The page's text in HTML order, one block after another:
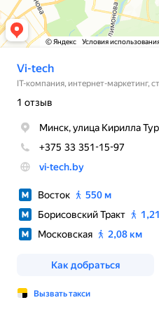
© Яндекс Условия
Vi-tech
IT-компания, интернет-маркетинг,
1 отзыв
Минск, улица Кирилла
+375 33 351-15-97
vi-tech.by
Восток
550 м
Борисовский Тракт
Московская
2,08 км
Как добраться
Вызвать такси